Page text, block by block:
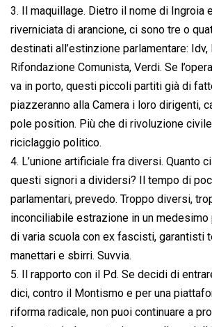
3. Il maquillage. Dietro il nome di Ingroia
riverniciata di arancione, ci sono tre o
destinati all’estinzione parlamentare: Idv,
Rifondazione Comunista, Verdi. Se
va in porto, questi piccoli partiti già di
piazzeranno alla Camera i loro dirigenti,
pole position. Più che di rivoluzione
riciclaggio politico.
4. L’unione artificiale fra diversi. Quanto
questi signori a dividersi? Il tempo di
parlamentari, prevedo. Troppo diversi,
inconciliabile estrazione in un medesimo
di varia scuola con ex fascisti, garantisti
manettari e sbirri. Suvvia.
5. Il rapporto con il Pd. Se decidi di
dici, contro il Montismo e per una
riforma radicale, non puoi continuare a